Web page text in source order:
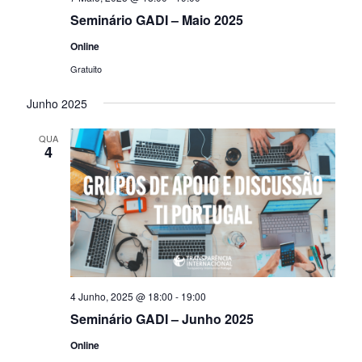
Seminário GADI – Maio 2025
Online
Gratuito
Junho 2025
QUA
4
4 Junho, 2025 @ 18:00 - 19:00
Seminário GADI – Junho 2025
Online